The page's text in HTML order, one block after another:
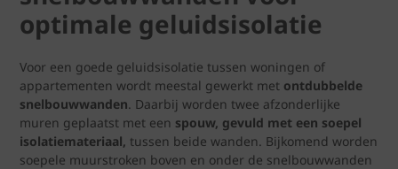
optimale geluidsisolatie
Voor een goede geluidsisolatie tussen woningen of
appartementen wordt meestal gewerkt met ontdubbelde
snelbouwwanden. Daarbij worden twee afzonderlijke
muren geplaatst met een spouw, gevuld met een soepel
isolatiemateriaal, tussen beide wanden. Bijkomend worden
soepele muurstroken boven en onder de snelbouwwanden